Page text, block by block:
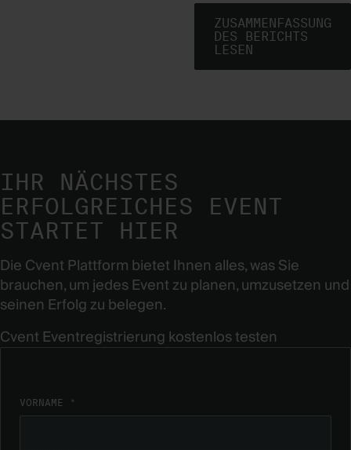
ZUSAMMENFASSUNG
DES BERICHTS
LESEN
IHR NÄCHSTES
ERFOLGREICHES EVENT
STARTET HIER
Die Cvent Plattform bietet Ihnen alles, was Sie
brauchen, um jedes Event zu planen, umzusetzen und
seinen Erfolg zu belegen.
Cvent Eventregistrierung kostenlos testen
VORNAME *